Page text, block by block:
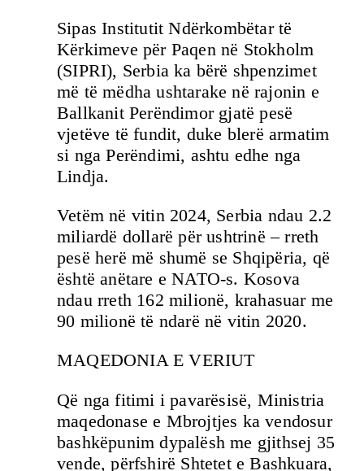
Sipas Institutit Ndërkombëtar të
Kërkimeve për Paqen në Stokholm
(SIPRI), Serbia ka bërë shpenzimet
më të mëdha ushtarake në rajonin e
Ballkanit Perëndimor gjatë pesë
vjetëve të fundit, duke blerë armatim
si nga Perëndimi, ashtu edhe nga
Lindja.
Vetëm në vitin 2024, Serbia ndau 2.2
miliardë dollarë për ushtrinë – rreth
pesë herë më shumë se Shqipëria, që
është anëtare e NATO-s. Kosova
ndau rreth 162 milionë, krahasuar me
90 milionë të ndarë në vitin 2020.
MAQEDONIA E VERIUT
Që nga fitimi i pavarësisë, Ministria
maqedonase e Mbrojtjes ka vendosur
bashkëpunim dypalësh me gjithsej 35
vende, përfshirë Shtetet e Bashkuara,